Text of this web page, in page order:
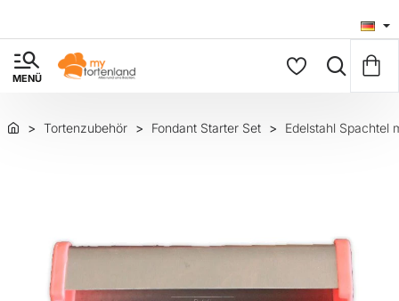
Tortenzubehör Fondant Starter Set Edelstahl Spachtel